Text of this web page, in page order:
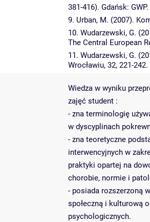
381-416). Gdańsk: GWP.
9. Urban, M. (2007).
10. Wudarzewski, G.
The Central European
11. Wudarzewski, G.
Wrocławiu, 32, 221-242.
Wiedza w wyniku
zajęć student :
- zna terminologię
w dyscyplinach
- zna teoretyczne
interwencyjnych w
praktyki opartej na
chorobie, normie i
- posiada rozszerzoną
społeczną i kulturową
psychologicznych.